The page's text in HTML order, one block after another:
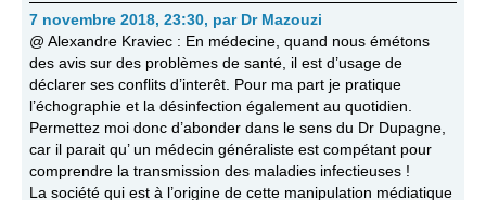
7 novembre 2018, 23:30, par Dr Mazouzi
@ Alexandre Kraviec : En médecine, quand nous émétons
des avis sur des problèmes de santé, il est d’usage de
déclarer ses conflits d’interêt. Pour ma part je pratique
l’échographie et la désinfection également au quotidien.
Permettez moi donc d’abonder dans le sens du Dr Dupagne,
car il parait qu’ un médecin généraliste est compétant pour
comprendre la transmission des maladies infectieuses !
La société qui est à l’origine de cette manipulation médiatique